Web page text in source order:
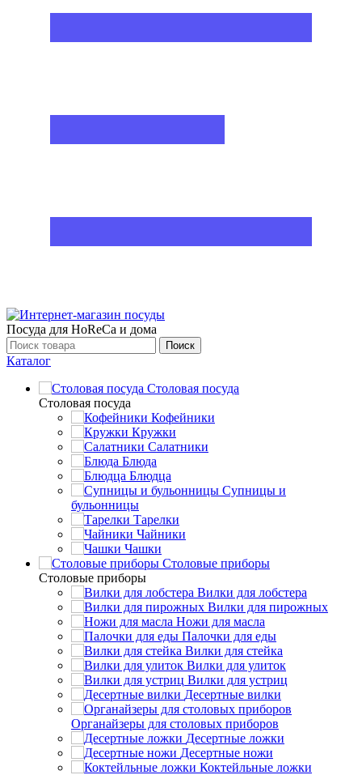
Посуда для HoReCa и дома
Поиск
Каталог
Столовая посуда
Столовая посуда
Кофейники
Кружки
Салатники
Блюда
Блюдца
Супницы и
бульонницы
Тарелки
Чайники
Чашки
Cтоловые приборы
Cтоловые приборы
Вилки для лобстера
Вилки для пирожных
Ножи для масла
Палочки для еды
Вилки для стейка
Вилки для улиток
Вилки для устриц
Десертные вилки
Органайзеры для столовых приборов
Десертные ложки
Десертные ножи
Коктейльные ложки